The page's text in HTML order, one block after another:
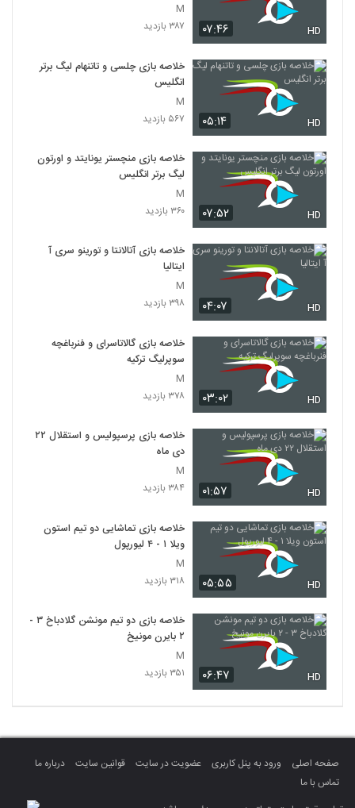
۰۷:۴۶ HD
M
۳۸۷ بازدید
۰۵:۱۴ HD
خلاصه بازی چلسی و تاتنهام لیگ برتر
انگلیس
M
۵۶۷ بازدید
۰۷:۵۲ HD
خلاصه بازی منچستر یونایتد و اورتون
لیگ برتر انگلیس
M
۳۶۰ بازدید
۰۴:۰۷ HD
خلاصه بازی آتالانتا و تورینو سری آ
ایتالیا
M
۳۹۸ بازدید
۰۳:۰۲ HD
خلاصه بازی گالاتاسرای و فنرباغچه
سوپرلیگ ترکیه
M
۳۷۸ بازدید
۰۱:۵۷ HD
خلاصه بازی پرسپولیس و استقلال ۲۲
دی ماه
M
۳۸۴ بازدید
۰۵:۵۵ HD
خلاصه بازی تماشایی دو تیم استون
ویلا ۱ - ۴ لیورپول
M
۳۱۸ بازدید
۰۶:۴۷ HD
خلاصه بازی دو تیم مونشن گلادباخ ۳ -
۲ بایرن مونیخ
M
۳۵۱ بازدید
صفحه اصلی ورود به پنل کاربری عضویت در سایت قوانین سایت
درباره ما
تماس با ما